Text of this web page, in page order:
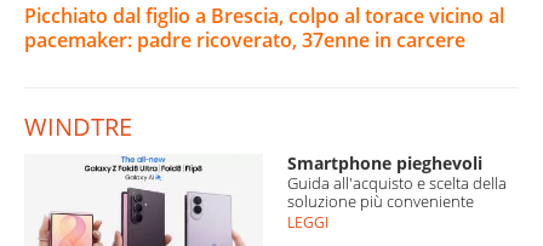
Picchiato dal figlio a Brescia, colpo al torace vicino al
pacemaker: padre ricoverato, 37enne in carcere
WINDTRE
Smartphone pieghevoli
Guida all'acquisto e scelta della
soluzione più conveniente
LEGGI